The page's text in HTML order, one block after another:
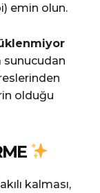
emin olun.
sunucudan
olduğu
kalması,